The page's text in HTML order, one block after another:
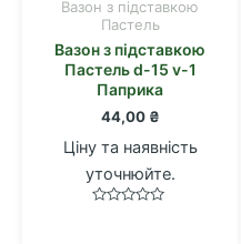
Вазон з підставкою
Пастель
Вазон з підставкою
Пастель d-15 v-1
Паприка
44,00 ₴
Ціну та наявність
уточнюйте.